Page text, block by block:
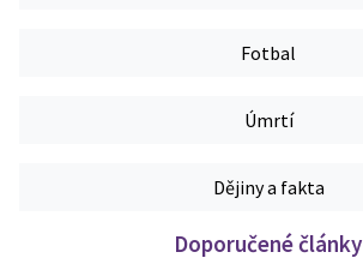
Fotbal
Úmrtí
Dějiny a fakta
Doporučené články